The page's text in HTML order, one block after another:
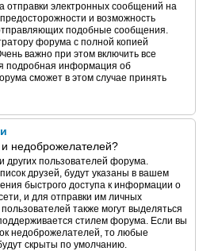
отправки электронных сообщений на
и возможность
подобные сообщения.
форума с полной копией
важно при этом включить все
подробная информация об
сможет в этом случае принять
и недоброжелателей?
других пользователей форума.
друзей, будут указаны в вашем
быстрого доступа к информации о
и для отправки им личных
также могут выделяться
стилем форума. Если вы
недоброжелателей, то любые
скрыты по умолчанию.